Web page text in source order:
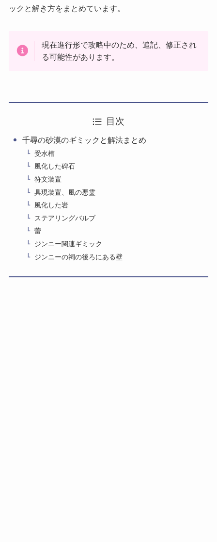
ックと解き方をまとめています。
現在進行形で攻略中のため、追記、修正され
る可能性があります。
目次
千尋の砂漠のギミックと解法まとめ
受水槽
風化した碑石
符文装置
具現装置、風の悪霊
風化した岩
ステアリングバルブ
蕾
ジンニー関連ギミック
ジンニーの祠の後ろにある壁